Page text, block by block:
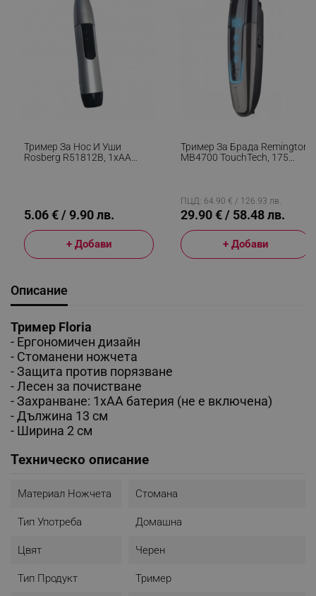
Тример За Нос И Уши
Rosberg R51812B, 1хАА
5.06 € / 9.90 лв.
+ Добави
Тример За Брада Remington
MB4700 TouchTech, 175
ПЦД: 64.90 € / 126.93 лв.
29.90 € / 58.48 лв.
+ Добави
Описание
Тример Floria
- Ергономичен дизайн
- Стоманени ножчета
- Защита против порязване
- Лесен за почистване
- Захранване: 1хАА батерия (не е включена)
- Дължина 13 см
- Ширина 2 см
Техническо описание
Материал Ножчета Стомана
Тип Употреба Домашна
Цвят Черен
Тип Продукт Тример